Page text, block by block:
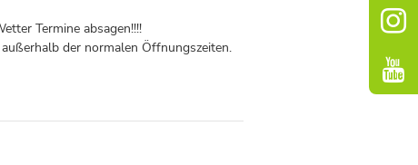
Termine absagen!!!!
der normalen Öffnungszeiten.